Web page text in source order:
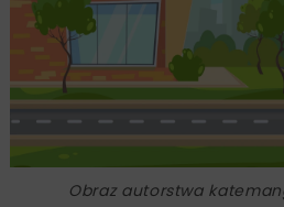
Obraz autorstwa